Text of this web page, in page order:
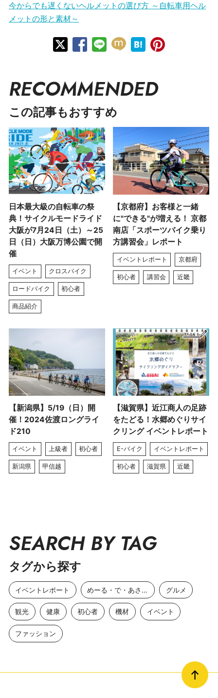
今からでも遅くないヘルメットの選び方 ～自転車用ヘル
メットの形と素材～
RECOMMENDED
この記事もおすすめ
日本最大級の自転車の祭
典！サイクルモードライド
大阪が7月24日（土）～25
日（日）大阪万博公園で開
催
イベント クロスバイク
ロードバイク 初心者
商品紹介
【京都府】お客様と一緒
に"できる"が増える！ 京都
南店「スポーツバイク乗り
方講習会」レポート
イベントレポート 京都府
初心者 講習会 近畿
【新潟県】5/19（日）開
催！2024佐渡ロングライ
ド210
イベント 上級者 初心者
新潟県 甲信越
【滋賀県】近江商人の足跡
をたどる！水郷めぐりサイ
クリング イベントレポート
E-バイク イベントレポート
初心者 滋賀県 近畿
SEARCH BY TAG
タグから探す
イベントレポート めーる・で・あさひ グルメ
観光 健康 初心者 機材 イベント
ファッション